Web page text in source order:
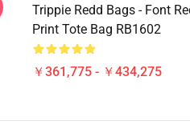
Trippie Redd Bags - Font
Print Tote Bag RB1602
￥361,775 - ￥434,275